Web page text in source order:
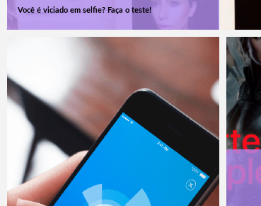
Você é viciado em selfie? Faça o teste!